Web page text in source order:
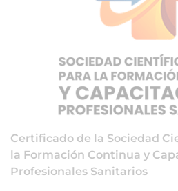
Certificado de la Sociedad
la Formación Continua y
Profesionales Sanitarios